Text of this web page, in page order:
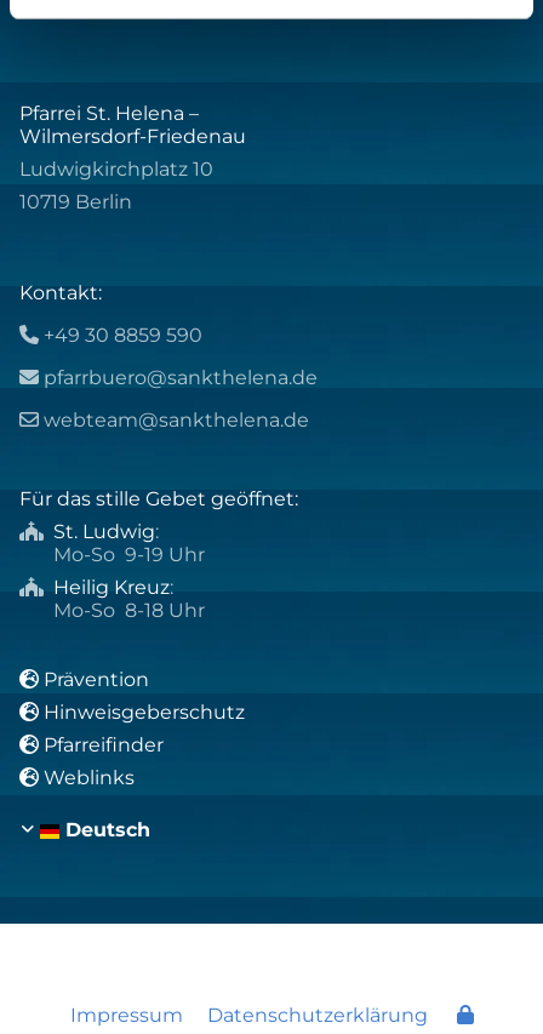
Pfarrei St. Helena –
Wilmersdorf-Friedenau
Ludwigkirchplatz 10
10719 Berlin
Kontakt:
 +49 30 8859 590
 pfarrbuero@sankthelena.de
 webteam@sankthelena.de
Für das stille Gebet geöffnet:
 St. Ludwig:
Mo-So 9-19 Uhr
 Heilig Kreuz:
Mo-So 8-18 Uhr
 Prävention
 Hinweisgeberschutz
 Pfarreifinder
 Weblinks
Deutsch
Impressum Datenschutzerklärung